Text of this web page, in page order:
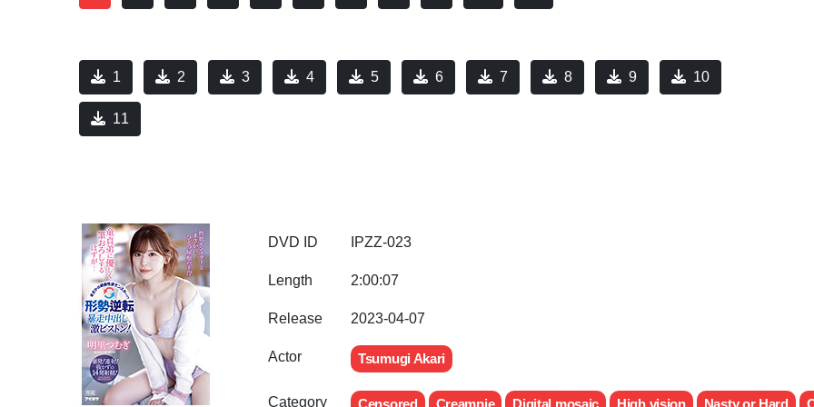
1 2 3 4 5 6 7 8 9 10
11
DVD ID IPZZ-023
Length 2:00:07
Release 2023-04-07
Actor Tsumugi Akari
Category